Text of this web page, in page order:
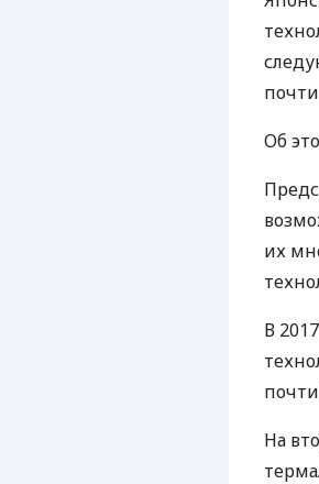
Об
их
В
На